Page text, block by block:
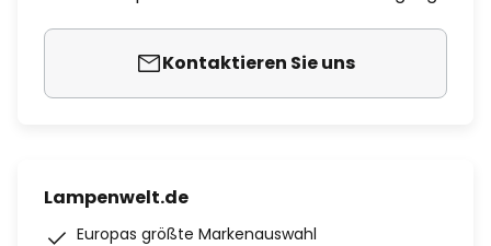
Kontaktieren Sie uns
Lampenwelt.de
Europas größte Markenauswahl